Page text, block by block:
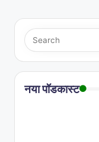
नया पॉडकास्ट